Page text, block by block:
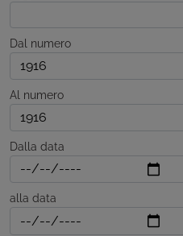
Dal numero
Al numero
Dalla data
alla data